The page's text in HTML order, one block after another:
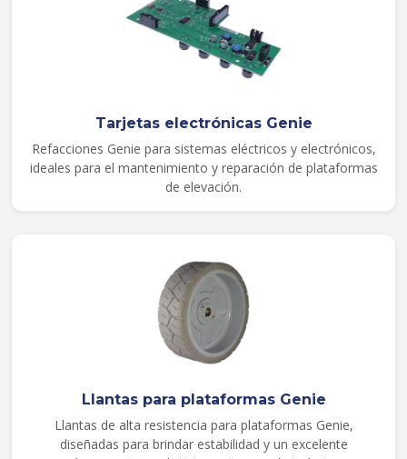
Tarjetas electrónicas Genie
Refacciones Genie para sistemas eléctricos y electrónicos,
ideales para el mantenimiento y reparación de plataformas
de elevación.
Llantas para plataformas Genie
Llantas de alta resistencia para plataformas Genie,
diseñadas para brindar estabilidad y un excelente